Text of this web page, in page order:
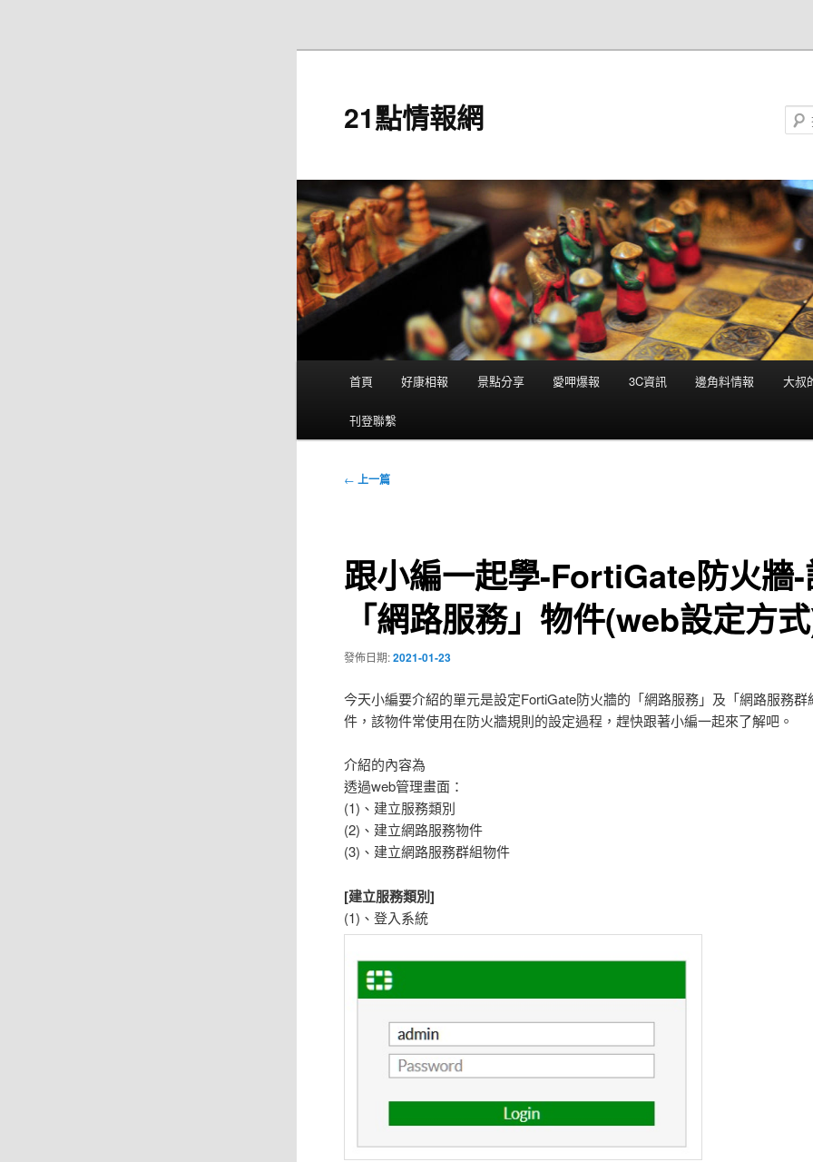
21點情報網
單
首頁 好康相報 景點分享 愛呷爆報 3C資訊 邊角料情報 大叔
刊登聯繫
文
← 上一篇
跟小編一起學-FortiGate防火牆
「網路服務」物件(web設定方
發佈日期: 2021-01-23
今天小編要介紹的單元是設定FortiGate防火牆的「網路服務」及「網路服務群
件，該物件常使用在防火牆規則的設定過程，趕快跟著小編一起來了解吧。
介紹的內容為
透過web管理畫面：
(1)、建立服務類別
(2)、建立網路服務物件
(3)、建立網路服務群組物件
[建立服務類別]
(1)、登入系統